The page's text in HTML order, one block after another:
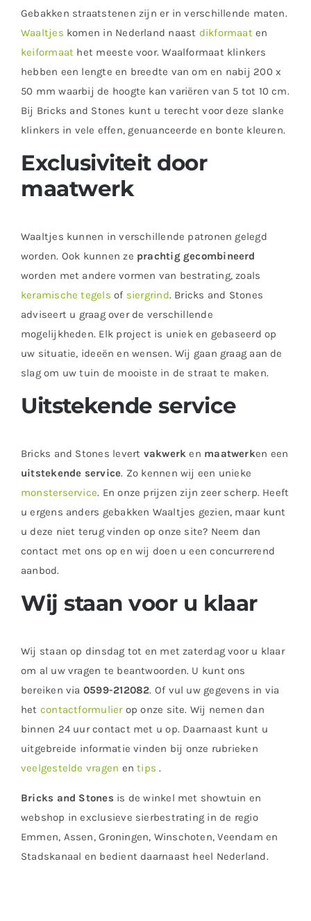
Gebakken straatstenen zijn er in verschillende maten.
Waaltjes komen in Nederland naast dikformaaten
keiformaat het meeste voor. Waalformaat klinkers
hebben een lengte en breedte van om en nabij 200 x
50 mm waarbij de hoogte kan variëren van 5 tot 10 cm.
Bij Bricks and Stones kunt u terecht voor deze slanke
klinkers in vele effen, genuanceerde en bonte kleuren.
Exclusiviteit door
maatwerk
Waaltjes kunnen in verschillende patronen gelegd
worden. Ook kunnen ze prachtig gecombineerd
worden met andere vormen van bestrating, zoals
keramische tegels of siergrind. Bricks and Stones
adviseert u graag over de verschillende
mogelijkheden. Elk project is uniek en gebaseerd op
uw situatie, ideeën en wensen. Wij gaan graag aan de
slag om uw tuin de mooiste in de straat te maken.
Uitstekende service
Bricks and Stones levert vakwerk en maatwerken een
uitstekende service. Zo kennen wij een unieke
monsterservice. En onze prijzen zijn zeer scherp. Heeft
u ergens anders gebakken Waaltjes gezien, maar kunt
u deze niet terug vinden op onze site? Neem dan
contact met ons op en wij doen u een concurrerend
aanbod.
Wij staan voor u klaar
Wij staan op dinsdag tot en met zaterdag voor u klaar
om al uw vragen te beantwoorden. U kunt ons
bereiken via 0599-212082. Of vul uw gegevens in via
het contactformulierop onze site. Wij nemen dan
binnen 24 uur contact met u op. Daarnaast kunt u
uitgebreide informatie vinden bij onze rubrieken
veelgestelde vragen entips .
Bricks and Stones is de winkel met showtuin en
webshop in exclusieve sierbestrating in de regio
Emmen, Assen, Groningen, Winschoten, Veendam en
Stadskanaal en bedient daarnaast heel Nederland.